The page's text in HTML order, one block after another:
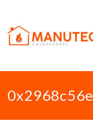
0x2968c56e